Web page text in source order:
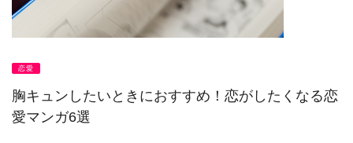
恋愛
胸キュンしたいときにおすすめ！恋がしたくなる恋
愛マンガ6選